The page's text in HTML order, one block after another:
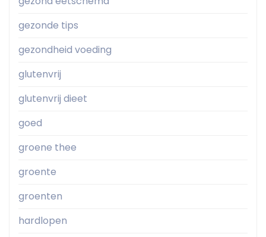
gezonde tips
gezondheid voeding
glutenvrij
glutenvrij dieet
goed
groene thee
groente
groenten
hardlopen